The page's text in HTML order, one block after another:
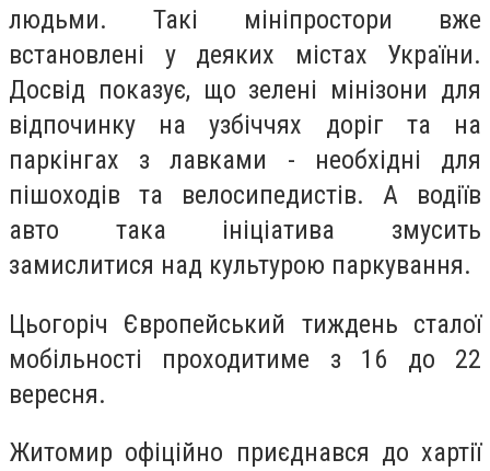
людьми. Такі мініпростори вже
встановлені у деяких містах України.
Досвід показує, що зелені мінізони для
відпочинку на узбіччях доріг та на
паркінгах з лавками - необхідні для
пішоходів та велосипедистів. А водіїв
авто така ініціатива змусить
замислитися над культурою паркування.
Цьогоріч Європейський тиждень сталої
мобільності проходитиме з 16 до 22
вересня.
Житомир офіційно приєднався до хартії